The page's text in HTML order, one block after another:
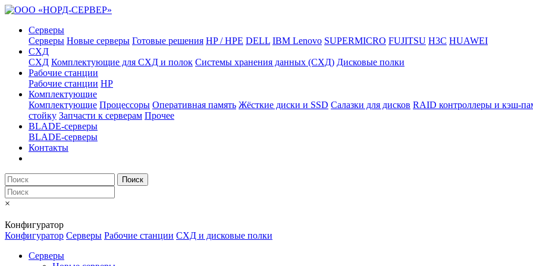
Серверы
Серверы Новые серверы Готовые решения HP / HPE DELL IBM Lenovo SUPERMICRO FUJITSU H3C HUAWEI
СХД
СХД Комплектующие для СХД и полок Системы хранения данных (СХД) Дисковые полки
Рабочие станции
Рабочие станции HP
Комплектующие
Комплектующие Процессоры Оперативная память Жёсткие диски и SSD Салазки для дисков RAID контроллеры и кэш-
стойку Запчасти к серверам Прочее
BLADE-серверы
BLADE-серверы
Контакты
Поиск
×
Конфигуратор
Конфигуратор Серверы Рабочие станции СХД и дисковые полки
Серверы